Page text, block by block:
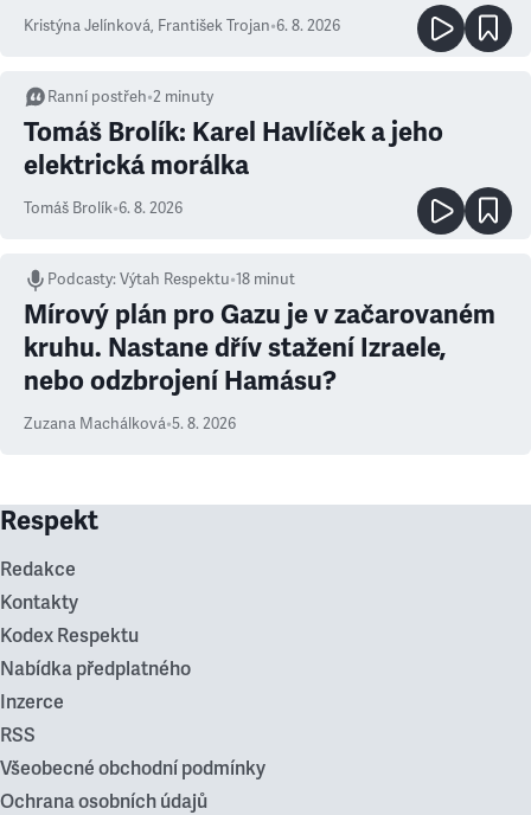
Kristýna Jelínková, František Trojan•6. 8. 2026
Ranní postřeh•2 minuty
Tomáš Brolík: Karel Havlíček a jeho
elektrická morálka
Tomáš Brolík•6. 8. 2026
Podcasty:Výtah Respektu•18 minut
Mírový plán pro Gazu je v začarovaném
kruhu. Nastane dřív stažení Izraele,
nebo odzbrojení Hamásu?
Zuzana Machálková•5. 8. 2026
Respekt
Redakce
Kontakty
Kodex Respektu
Nabídka předplatného
Inzerce
RSS
Všeobecné obchodní podmínky
Ochrana osobních údajů